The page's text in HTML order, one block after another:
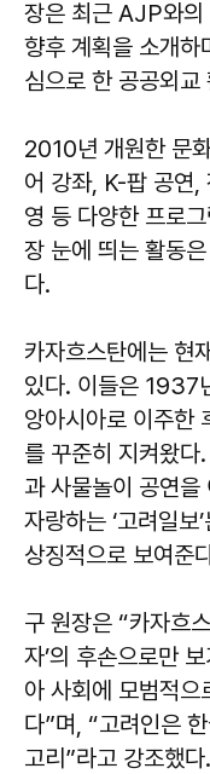
장은 최근 AJP와의
향후 계획을 소개하
심으로 한 공공외교
2010년 개원한 문
어 강좌, K-팝 공연,
영 등 다양한 프로
장 눈에 띄는 활동
다.
카자흐스탄에는 현
있다. 이들은 1937
앙아시아로 이주한
를 꾸준히 지켜왔
과 사물놀이 공연
자랑하는 ‘고려일
상징적으로 보여준
구 원장은 “카자흐
자’의 후손으로만
아 사회에 모범적으
다”며, “고려인은
고리”라고 강조했다.